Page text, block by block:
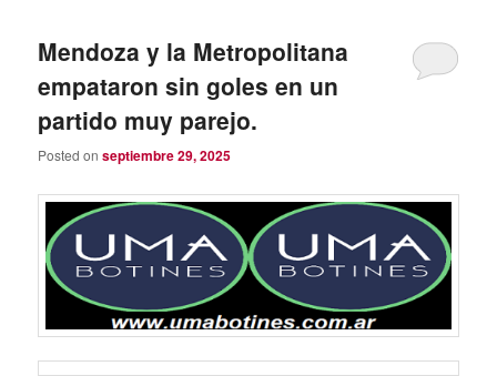
Mendoza y la Metropolitana
empataron sin goles en un
partido muy parejo.
Posted onseptiembre 29, 2025